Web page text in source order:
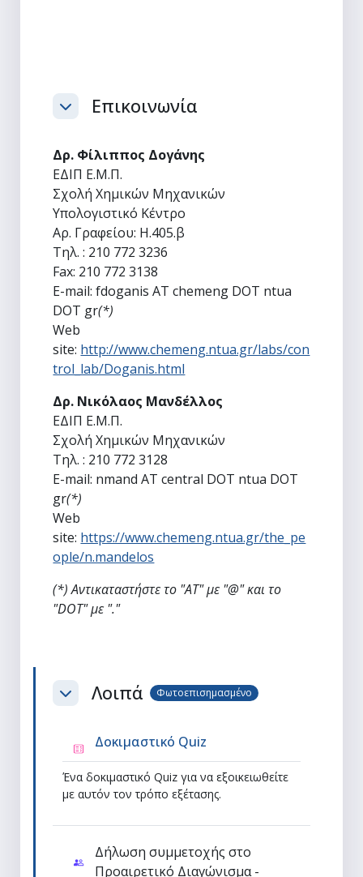
ΣύμπτυξηΕπικοινωνία
Δρ. Φίλιππος Δογάνης
ΕΔΙΠ Ε.Μ.Π.
Σχολή Χημικών Μηχανικών
Υπολογιστικό Κέντρο
Αρ. Γραφείου: H.405.β
Τηλ. : 210 772 3236
Fax: 210 772 3138
E-mail: fdoganis AT chemeng DOT ntua
DOT gr(*)
Web
site: http://www.chemeng.ntua.gr/labs/con
trol_lab/Doganis.html
Δρ. Νικόλαος Μανδέλλος
ΕΔΙΠ Ε.Μ.Π.
Σχολή Χημικών Μηχανικών
Τηλ. : 210 772 3128
E-mail: nmand AT central DOT ntua DOT
gr(*)
Web
site: https://www.chemeng.ntua.gr/the_pe
ople/n.mandelos
(*) Αντικαταστήστε το "ΑΤ" με "@" και το
"DOT" με "."
ΣύμπτυξηΛοιπά Φωτοεπισημασμένο
Δοκιμαστικό Quiz
Ένα δοκιμαστικό Quiz για να εξοικειωθείτε
με αυτόν τον τρόπο εξέτασης.
Δήλωση συμμετοχής στο
Προαιρετικό Διαγώνισμα -